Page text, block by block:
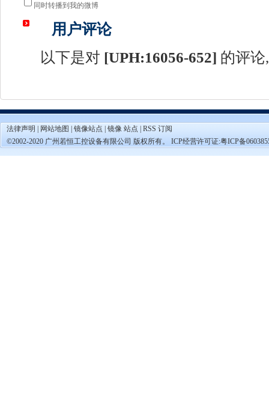
同时转播到我的微博
用户评论
以下是对 [UPH:16056-652] 的评论
法律声明 网站地图 镜像站点 镜像 站点
RSS 订阅
©2002-2020 广州若恒工控设备有限公司 版权所有。 ICP经营许可证:粤ICP备